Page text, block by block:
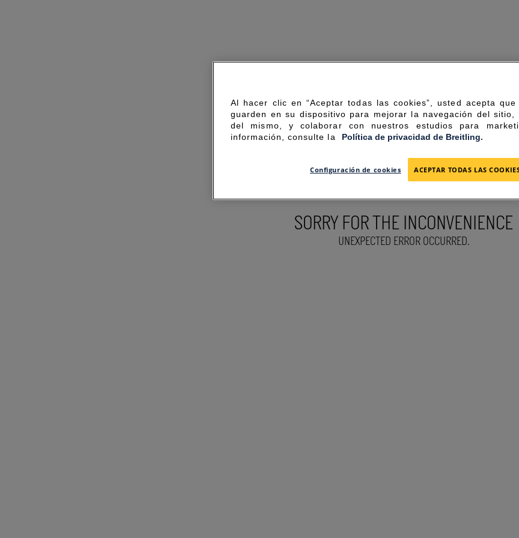
SORRY FOR THE INCONVENIENCE
UNEXPECTED ERROR OCCURRED.
Al hacer clic en “Aceptar todas las cookies”, usted acepta
guarden en su dispositivo para mejorar la navegación del sitio,
del mismo, y colaborar con nuestros estudios para
información, consulte la
Política de privacidad de Breitling.
Configuración de cookies ACEPTAR TODAS LAS